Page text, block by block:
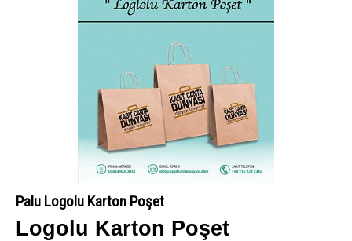
Palu Logolu Karton Poşet
Logolu Karton Poşet